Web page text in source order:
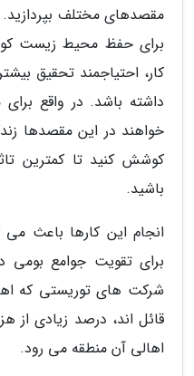
مقصدهای مختلف
برای حفظ محیط زیست
کار، احتیاجمند تحقیق
داشته باشد. در واقع
خواهند در این مقصدها
کوشش کنید تا کمترین
باشید.
انجام این کارها باعث
برای تقویت جوامع بومی
شرکت های توریستی که
قائل اند، درصد زیادی از
اهالی آن منطقه می رود.